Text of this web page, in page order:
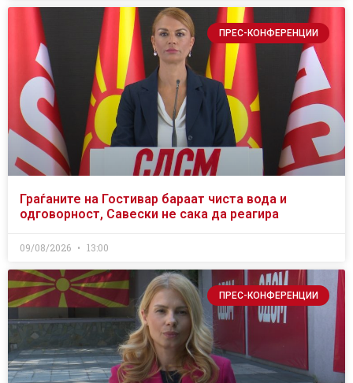
ПРЕС-КОНФЕРЕНЦИИ
Граѓаните на Гостивар бараат чиста вода и
одговорност, Савески не сака да реагира
09/08/2026 13:00
ПРЕС-КОНФЕРЕНЦИИ